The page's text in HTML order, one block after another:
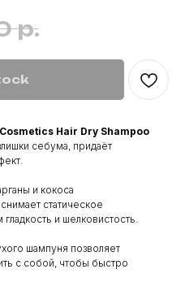
р.
Hair Dry Shampoo
себума, придаёт
и кокоса
статическое
и шелковистость.
шампуня позволяет
с собой, чтобы быстро